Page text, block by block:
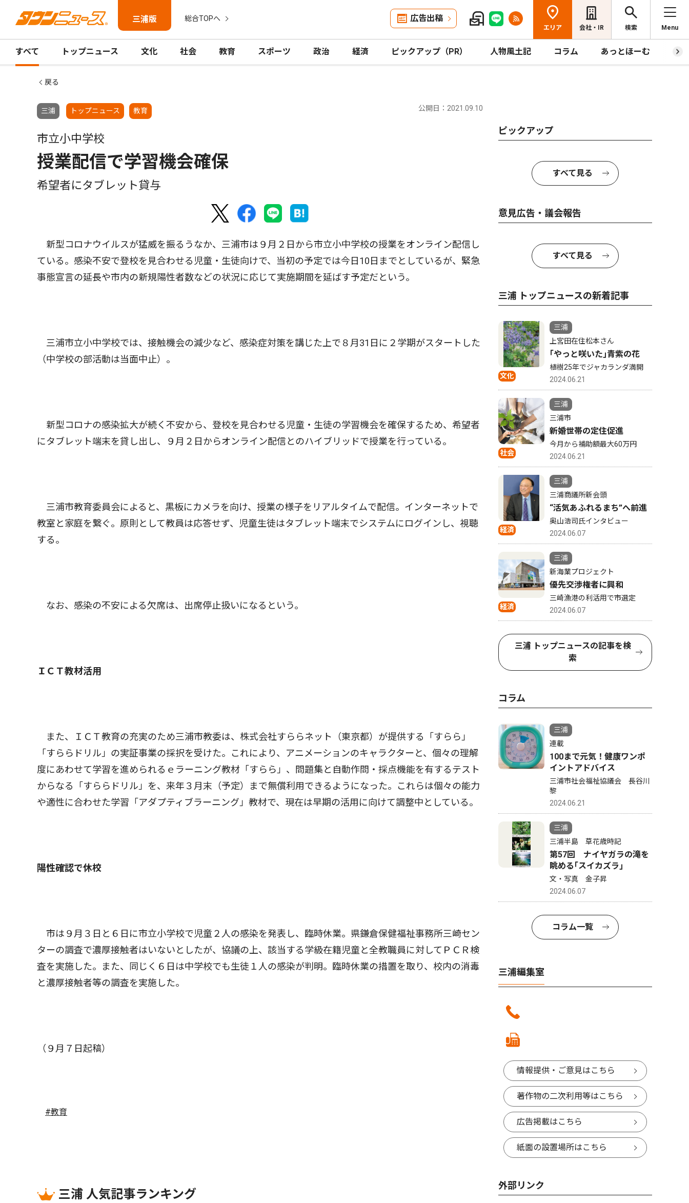
三浦版 総合TOPへ 広告出稿
エリア 会社・IR 検索 Menu
すべて トップニュース 文化 社会 教育 スポーツ 政治 経済 ピックアップ（PR） 人物風土記 コラム あっとほーむ プ
戻る
三浦 トップニュース 教育 公開日：2021.09.10
市立小中学校
授業配信で学習機会確保
希望者にタブレット貸与
新型コロナウイルスが猛威を振るうなか、三浦市は９月２日から市立小中学校の授業をオンライン配信し
ている。感染不安で登校を見合わせる児童・生徒向けで、当初の予定では今日10日までとしているが、緊急
事態宣言の延長や市内の新規陽性者数などの状況に応じて実施期間を延ばす予定だという。
三浦市立小中学校では、接触機会の減少など、感染症対策を講じた上で８月31日に２学期がスタートした
（中学校の部活動は当面中止）。
新型コロナの感染拡大が続く不安から、登校を見合わせる児童・生徒の学習機会を確保するため、希望者
にタブレット端末を貸し出し、９月２日からオンライン配信とのハイブリッドで授業を行っている。
三浦市教育委員会によると、黒板にカメラを向け、授業の様子をリアルタイムで配信。インターネットで
教室と家庭を繋ぐ。原則として教員は応答せず、児童生徒はタブレット端末でシステムにログインし、視聴
する。
なお、感染の不安による欠席は、出席停止扱いになるという。
ＩＣＴ教材活用
また、ＩＣＴ教育の充実のため三浦市教委は、株式会社すららネット（東京都）が提供する「すらら」
「すららドリル」の実証事業の採択を受けた。これにより、アニメーションのキャラクターと、個々の理解
度にあわせて学習を進められるｅラーニング教材「すらら」、問題集と自動作問・採点機能を有するテスト
からなる「すららドリル」を、来年３月末（予定）まで無償利用できるようになった。これらは個々の能力
や適性に合わせた学習「アダプティブラーニング」教材で、現在は早期の活用に向けて調整中としている。
陽性確認で休校
市は９月３日と６日に市立小学校で児童２人の感染を発表し、臨時休業。県鎌倉保健福祉事務所三崎セン
ターの調査で濃厚接触者はいないとしたが、協議の上、該当する学級在籍児童と全教職員に対してＰＣＲ検
査を実施した。また、同じく６日は中学校でも生徒１人の感染が判明。臨時休業の措置を取り、校内の消毒
と濃厚接触者等の調査を実施した。
（９月７日起稿）
#教育
三浦 人気記事ランキング
ピックアップ
すべて見る
意見広告・議会報告
すべて見る
三浦 トップニュースの新着記事
文化
三浦
上宮田在住松本さん
｢やっと咲いた｣青紫の花
植樹25年でジャカランダ満開
2024.06.21
社会
三浦
三浦市
新婚世帯の定住促進
今月から補助額最大60万円
2024.06.21
経済
三浦
三浦商議所新会頭
“活気あふれるまち”へ前進
奥山浩司氏インタビュー
2024.06.07
経済
三浦
新海業プロジェクト
優先交渉権者に興和
三崎漁港の利活用で市選定
2024.06.07
三浦 トップニュースの記事を検
索
コラム
三浦
連載
100まで元気！健康ワンポ
イントアドバイス
三浦市社会福祉協議会 長谷川
黎
2024.06.21
三浦
三浦半島 草花歳時記
第57回 ナイヤガラの滝を
眺める｢スイカズラ｣
文・写真 金子昇
2024.06.07
コラム一覧
三浦編集室
情報提供・ご意見はこちら
著作物の二次利用等はこちら
広告掲載はこちら
紙面の設置場所はこちら
外部リンク